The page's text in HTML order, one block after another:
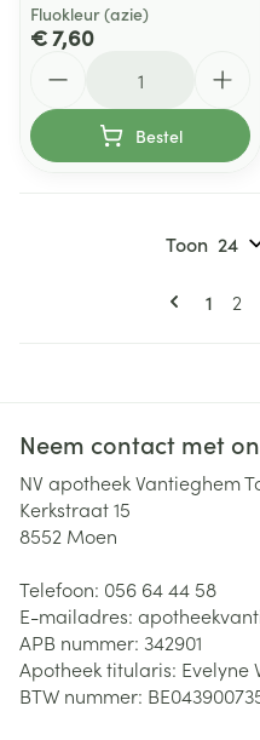
Fluokleur (azie)
€ 7,60
Bestel
U
1 2
Toon
Neem contact met
NV apotheek Vantieghem
Kerkstraat 15
8552 Moen
Telefoon: 056 64 44 58
E-mailadres:
APB nummer: 342901
Apotheek titularis: Evelyne
BTW nummer: